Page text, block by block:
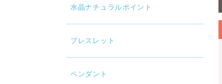
水晶ナチュラルポイント
ブレスレット
ペンダント